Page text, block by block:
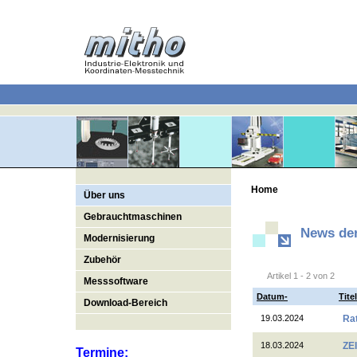
Über uns
Gebrauchtmaschinen
Modernisierung
Zubehör
Messsoftware
Download-Bereich
Termine:
Home
News
Artikel 1 - 2 von 2
Datum- Titel
19.03.2024
18.03.2024